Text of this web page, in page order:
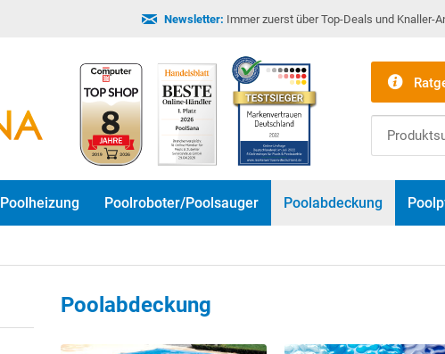
Newsletter: Immer zuerst über Top-Deals und Knaller-
Poolheizung Poolroboter/Poolsauger Poolabdeckung
Poolabdeckung